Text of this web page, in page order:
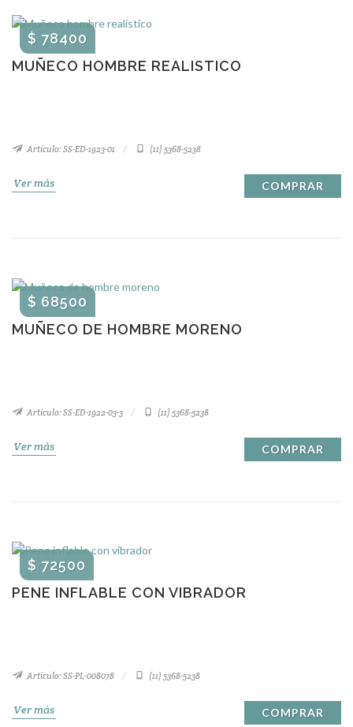
MUÑECO HOMBRE REALISTICO
$ 78400
Artículo: SS-ED-1923-01 (11) 5368-5238
Ver más COMPRAR
MUÑECO DE HOMBRE MORENO
$ 68500
Artículo: SS-ED-1922-03-3 (11) 5368-5238
Ver más COMPRAR
PENE INFLABLE CON VIBRADOR
$ 72500
Artículo: SS-PL-008078 (11) 5368-5238
Ver más COMPRAR